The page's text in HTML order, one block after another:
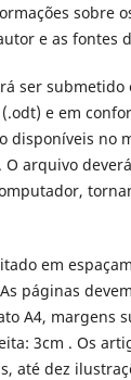
sobre
e as fontes
ser submetido
e em
disponíveis no
arquivo
em
páginas
A4, margens
3cm . Os
até dez